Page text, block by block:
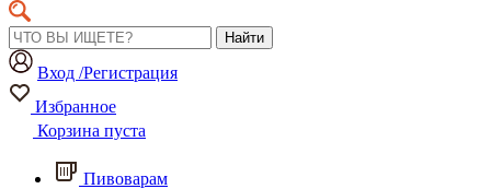
Найти
Вход /Регистрация
Избранное
Корзина пуста
Пивоварам